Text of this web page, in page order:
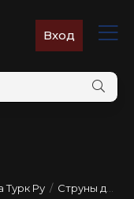
Вход
Турк Ру / Струны души